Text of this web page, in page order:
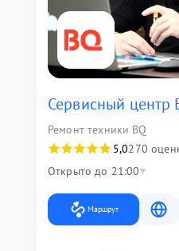
Сервисный центр
Ремонт техники BQ
5,0270
Открыто до 21:00
Маршрут